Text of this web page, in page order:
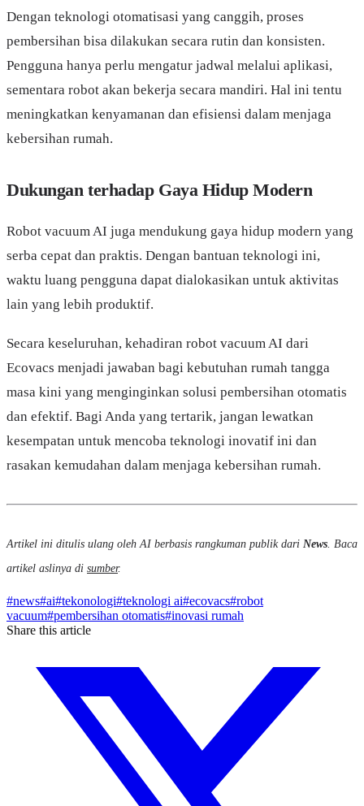
Dengan teknologi otomatisasi yang canggih, proses
pembersihan bisa dilakukan secara rutin dan konsisten.
Pengguna hanya perlu mengatur jadwal melalui aplikasi,
sementara robot akan bekerja secara mandiri. Hal ini tentu
meningkatkan kenyamanan dan efisiensi dalam menjaga
kebersihan rumah.
Dukungan terhadap Gaya Hidup Modern
Robot vacuum AI juga mendukung gaya hidup modern yang
serba cepat dan praktis. Dengan bantuan teknologi ini,
waktu luang pengguna dapat dialokasikan untuk aktivitas
lain yang lebih produktif.
Secara keseluruhan, kehadiran robot vacuum AI dari
Ecovacs menjadi jawaban bagi kebutuhan rumah tangga
masa kini yang menginginkan solusi pembersihan otomatis
dan efektif. Bagi Anda yang tertarik, jangan lewatkan
kesempatan untuk mencoba teknologi inovatif ini dan
rasakan kemudahan dalam menjaga kebersihan rumah.
Artikel ini ditulis ulang oleh AI berbasis rangkuman publik dari News . Baca
artikel aslinya di sumber.
#news#ai#tekonologi#teknologi ai#ecovacs#robot
vacuum#pembersihan otomatis#inovasi rumah
Share this article